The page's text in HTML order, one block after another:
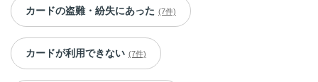
カードの盗難・紛失にあった (7件)
カードが利用できない (7件)